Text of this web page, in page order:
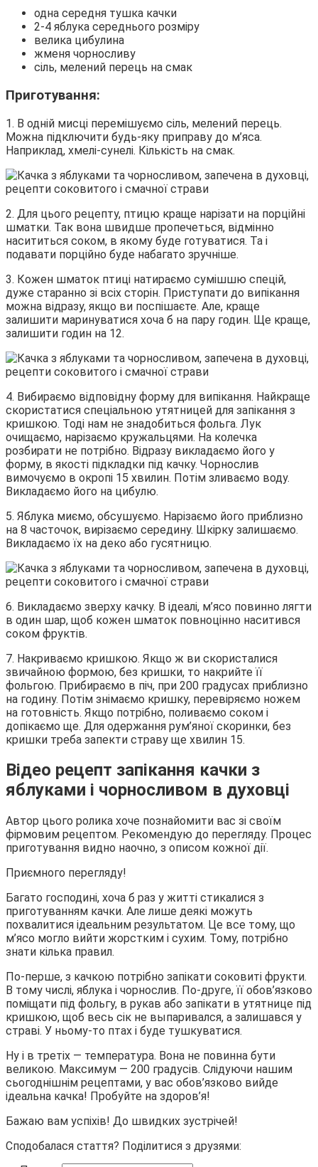
одна середня тушка качки
2-4 яблука середнього розміру
велика цибулина
жменя чорносливу
сіль, мелений перець на смак
Приготування:
1. В одній мисці перемішуємо сіль, мелений перець.
Можна підключити будь-яку приправу до м’яса.
Наприклад, хмелі-сунелі. Кількість на смак.
2. Для цього рецепту, птицю краще нарізати на порційні
шматки. Так вона швидше пропечеться, відмінно
насититься соком, в якому буде готуватися. Та і
подавати порційно буде набагато зручніше.
3. Кожен шматок птиці натираємо сумішшю спецій,
дуже старанно зі всіх сторін. Приступати до випікання
можна відразу, якщо ви поспішаєте. Але, краще
залишити маринуватися хоча б на пару годин. Ще краще,
залишити годин на 12.
4. Вибираємо відповідну форму для випікання. Найкраще
скористатися спеціальною утятницей для запікання з
кришкою. Тоді нам не знадобиться фольга. Лук
очищаємо, нарізаємо кружальцями. На колечка
розбирати не потрібно. Відразу викладаємо його у
форму, в якості підкладки під качку. Чорнослив
вимочуємо в окропі 15 хвилин. Потім зливаємо воду.
Викладаємо його на цибулю.
5. Яблука миємо, обсушуємо. Нарізаємо його приблизно
на 8 часточок, вирізаємо середину. Шкірку залишаємо.
Викладаємо їх на деко або гусятницю.
6. Викладаємо зверху качку. В ідеалі, м’ясо повинно лягти
в один шар, щоб кожен шматок повноцінно наситився
соком фруктів.
7. Накриваємо кришкою. Якщо ж ви скористалися
звичайною формою, без кришки, то накрийте її
фольгою. Прибираємо в піч, при 200 градусах приблизно
на годину. Потім знімаємо кришку, перевіряємо ножем
на готовність. Якщо потрібно, поливаємо соком і
допікаємо ще. Для одержання рум’яної скоринки, без
кришки треба запекти страву ще хвилин 15.
Відео рецепт запікання качки з
яблуками і чорносливом в духовці
Автор цього ролика хоче познайомити вас зі своїм
фірмовим рецептом. Рекомендую до перегляду. Процес
приготування видно наочно, з описом кожної дії.
Приємного перегляду!
Багато господині, хоча б раз у житті стикалися з
приготуванням качки. Але лише деякі можуть
похвалитися ідеальним результатом. Це все тому, що
м’ясо могло вийти жорстким і сухим. Тому, потрібно
знати кілька правил.
По-перше, з качкою потрібно запікати соковиті фрукти.
В тому числі, яблука і чорнослив. По-друге, її обов’язково
поміщати під фольгу, в рукав або запікати в утятнице під
кришкою, щоб весь сік не выпаривался, а залишався у
страві. У ньому-то птах і буде тушкуватися.
Ну і в третіх — температура. Вона не повинна бути
великою. Максимум — 200 градусів. Слідуючи нашим
сьогоднішнім рецептами, у вас обов’язково вийде
ідеальна качка! Пробуйте на здоров’я!
Бажаю вам успіхів! До швидких зустрічей!
Сподобалася стаття? Поділитися з друзями: